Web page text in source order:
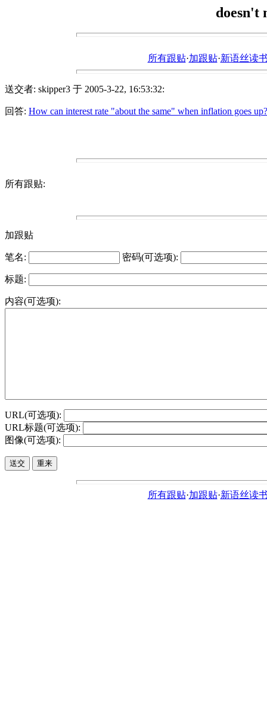
doesn't
所有跟贴·加跟贴·新语丝读
送交者: skipper3 于 2005-3-22, 16:53:32:
回答: How can interest rate "about the same" when inflation goes up?
所有跟贴:
加跟贴
笔名: 密码(可选项):
标题:
内容(可选项):
URL(可选项):
URL标题(可选项):
图像(可选项):
所有跟贴·加跟贴·新语丝读